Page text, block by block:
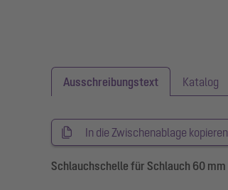
Ausschreibungstext Katalog
In die Zwischenablage kopieren
Schlauchschelle für Schlauch 60 mm